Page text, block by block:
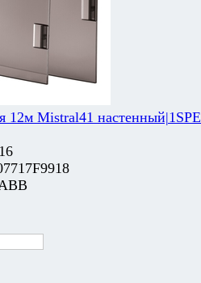
12м Mistral41